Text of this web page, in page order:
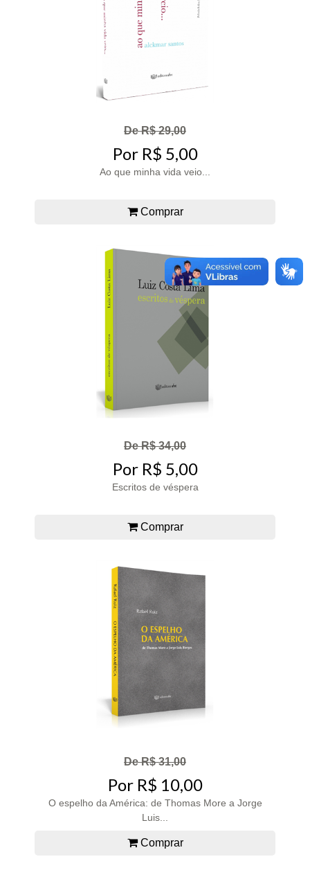
De R$ 29,00
Por R$ 5,00
Ao que minha vida veio...
Comprar
De R$ 34,00
Por R$ 5,00
Escritos de véspera
Comprar
De R$ 31,00
Por R$ 10,00
O espelho da América: de Thomas More a Jorge
Luis...
Comprar